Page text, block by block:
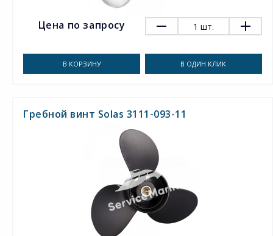
Цена по запросу 1 шт.
В КОРЗИНУ В ОДИН КЛИК
Гребной винт Solas 3111-093-11